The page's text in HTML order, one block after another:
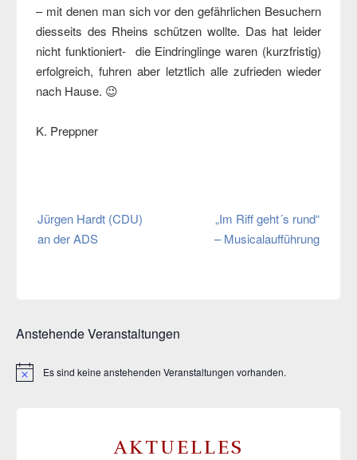
– mit denen man sich vor den gefährlichen Besuchern
diesseits des Rheins schützen wollte. Das hat leider
nicht funktioniert- die Eindringlinge waren (kurzfristig)
erfolgreich, fuhren aber letztlich alle zufrieden wieder
nach Hause. 😉
K. Preppner
Beitragsnavigation
Jürgen Hardt (CDU)
an der ADS
„Im Riff geht´s rund“
– Musicalaufführung
Anstehende Veranstaltungen
HinweisEs sind keine anstehenden Veranstaltungen vorhanden.
AKTUELLES